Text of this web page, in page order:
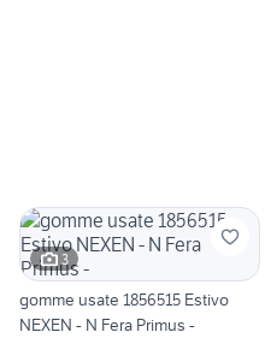
3
gomme usate 1856515 Estivo
NEXEN - N Fera Primus -